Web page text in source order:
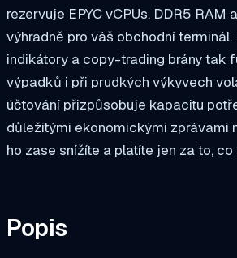
rezervuje EPYC vCPUs, DDR5 RAM
výhradně pro váš obchodní terminál.
indikátory a copy-trading brány tak
výpadků i při prudkých výkyvech
účtování přizpůsobuje kapacitu
důležitými ekonomickými zprávami
ho zase snížíte a platíte jen za to,
Popis